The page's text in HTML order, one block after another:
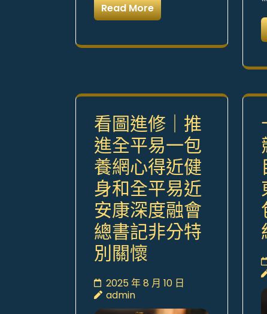
Read More
看圖進修｜推
進全平易一包
養網心得近健
身和全平易近
安康深度融會
總書記非分特
別關懷
2025 年 8 月 10 日
admin